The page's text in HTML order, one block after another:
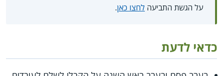
על הגשת התביעה לחצו כאן.
כדאי לדעת